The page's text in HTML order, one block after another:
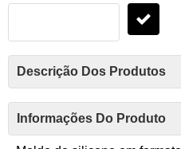
Descrição Dos Produtos
Informações Do Produto